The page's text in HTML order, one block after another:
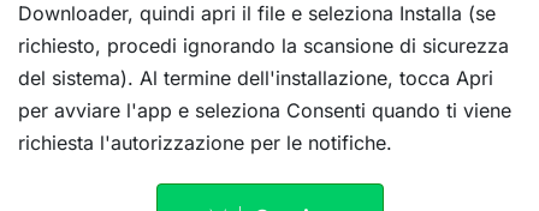
Downloader, quindi apri il file e seleziona Installa (se
richiesto, procedi ignorando la scansione di sicurezza
del sistema). Al termine dell'installazione, tocca Apri
per avviare l'app e seleziona Consenti quando ti viene
richiesta l'autorizzazione per le notifiche.